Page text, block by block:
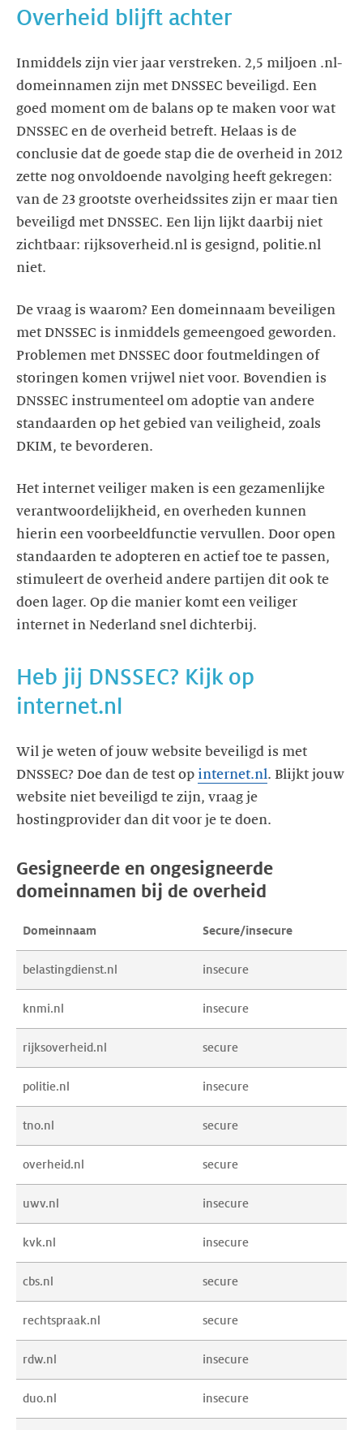
Overheid blijft achter
Inmiddels zijn vier jaar verstreken. 2,5 miljoen .nl-
domeinnamen zijn met DNSSEC beveiligd. Een
goed moment om de balans op te maken voor wat
DNSSEC en de overheid betreft. Helaas is de
conclusie dat de goede stap die de overheid in 2012
zette nog onvoldoende navolging heeft gekregen:
van de 23 grootste overheidssites zijn er maar tien
beveiligd met DNSSEC. Een lijn lijkt daarbij niet
zichtbaar: rijksoverheid.nl is gesignd, politie.nl
niet.
De vraag is waarom? Een domeinnaam beveiligen
met DNSSEC is inmiddels gemeengoed geworden.
Problemen met DNSSEC door foutmeldingen of
storingen komen vrijwel niet voor. Bovendien is
DNSSEC instrumenteel om adoptie van andere
standaarden op het gebied van veiligheid, zoals
DKIM, te bevorderen.
Het internet veiliger maken is een gezamenlijke
verantwoordelijkheid, en overheden kunnen
hierin een voorbeeldfunctie vervullen. Door open
standaarden te adopteren en actief toe te passen,
stimuleert de overheid andere partijen dit ook te
doen lager. Op die manier komt een veiliger
internet in Nederland snel dichterbij.
Heb jij DNSSEC? Kijk op
internet.nl
Wil je weten of jouw website beveiligd is met
DNSSEC? Doe dan de test op internet.nl. Blijkt jouw
website niet beveiligd te zijn, vraag je
hostingprovider dan dit voor je te doen.
Gesigneerde en ongesigneerde
domeinnamen bij de overheid
Domeinnaam Secure/insecure
belastingdienst.nl insecure
knmi.nl insecure
rijksoverheid.nl secure
politie.nl insecure
tno.nl secure
overheid.nl secure
uwv.nl insecure
kvk.nl insecure
cbs.nl secure
rechtspraak.nl secure
rdw.nl insecure
duo.nl insecure